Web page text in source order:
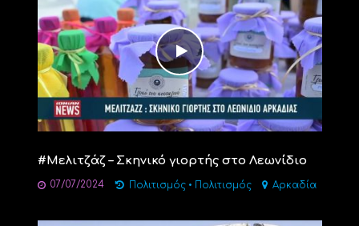
#Mελιτζάζ – Σκηνικό γιορτής στο Λεωνίδιο
07/07/2024 Πολιτισμός • Πολιτισμός Αρκαδία